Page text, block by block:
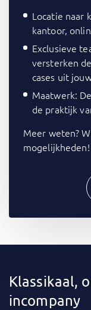
Locatie naar
kantoor,
Exclusieve
versterken
cases uit
Maatwerk:
de praktijk
Meer weten?
mogelijkheden!
Klassikaal,
incompany